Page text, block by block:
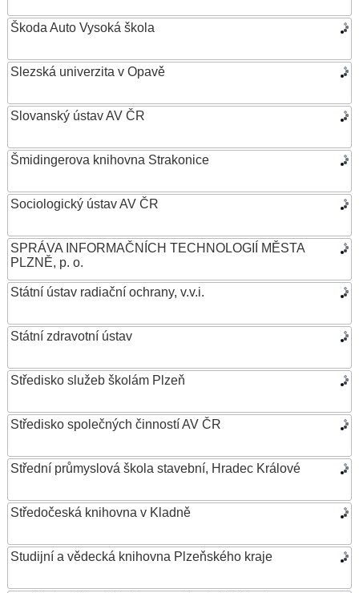
Škoda Auto Vysoká škola
Slezská univerzita v Opavě
Slovanský ústav AV ČR
Šmidingerova knihovna Strakonice
Sociologický ústav AV ČR
SPRÁVA INFORMAČNÍCH TECHNOLOGIÍ MĚSTA
PLZNĚ, p. o.
Státní ústav radiační ochrany, v.v.i.
Státní zdravotní ústav
Středisko služeb školám Plzeň
Středisko společných činností AV ČR
Střední průmyslová škola stavební, Hradec Králové
Středočeská knihovna v Kladně
Studijní a vědecká knihovna Plzeňského kraje